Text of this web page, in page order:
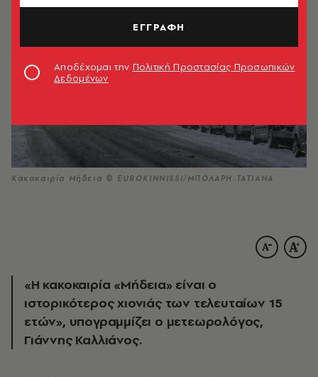
Κακοκαιρία Μήδεια © EUROKINNISSI/ΜΠΟΛΑΡΗ ΤΑΤΙΑΝΑ
«Η κακοκαιρία «Μήδεια» είναι ο
ιστορικότερος χιονιάς των τελευταίων 15
ετών», υπογραμμίζει ο μετεωρολόγος,
Γιάννης Καλλιάνος.
ΕΓΓΡΑΦΗ
Αποδέχομαι την Πολιτική Προστασίας Προσωπικών
Δεδομένων